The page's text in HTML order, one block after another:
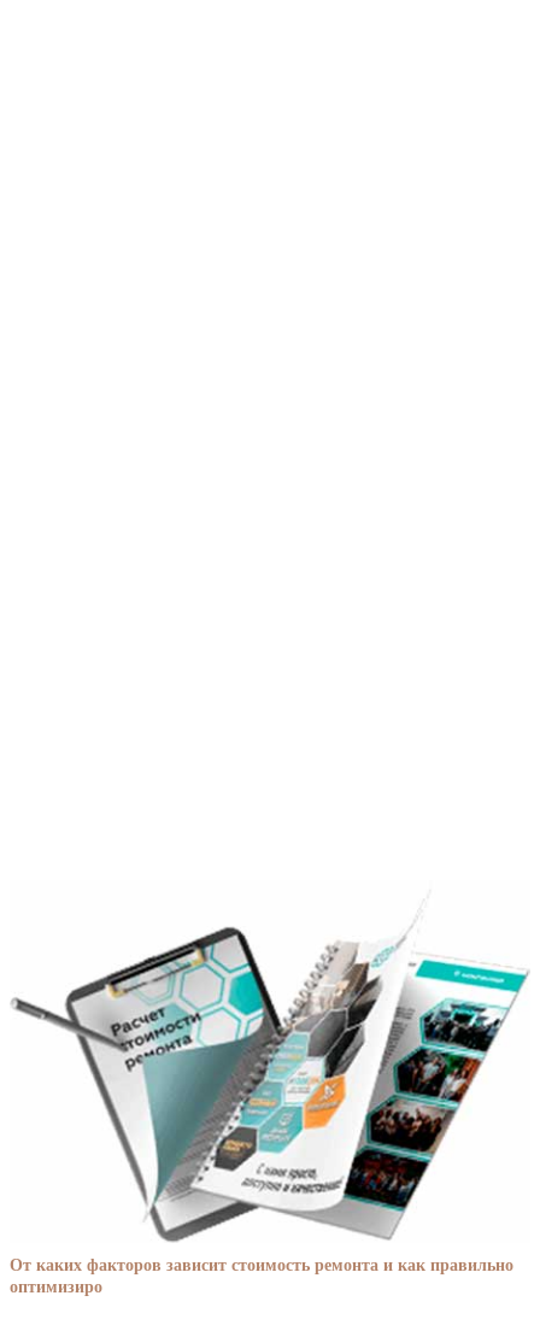
От каких факторов зависит стоимость ремонта и как правильно
оптимизиро